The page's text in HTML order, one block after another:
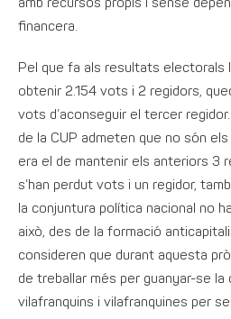
amb recursos propis i sense
financera.
Pel que fa als resultats electorals
obtenir 2.154 vots i 2 regidors,
vots d’aconseguir el tercer
de la CUP admeten que no són
era el de mantenir els anteriors 3
s’han perdut vots i un regidor,
la conjuntura política nacional no
això, des de la formació
consideren que durant aquesta
de treballar més per guanyar-se la
vilafranquins i vilafranquines per